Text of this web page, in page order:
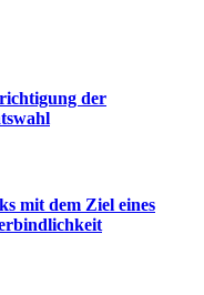
der
mit dem Ziel eines